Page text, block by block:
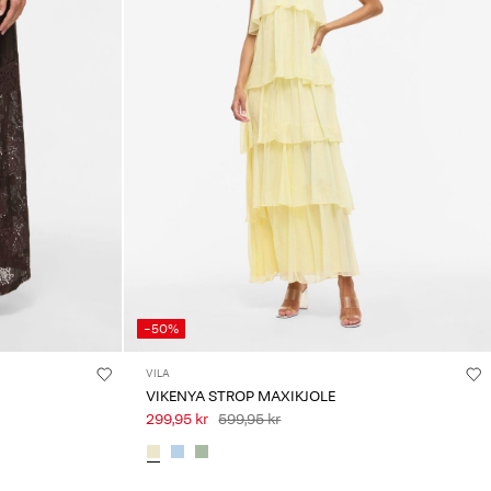
-50%
VILA
VIKENYA STROP MAXIKJOLE
299,95 kr 599,95 kr